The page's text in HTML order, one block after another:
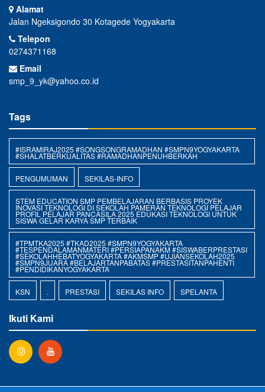
Alamat
Jalan Ngeksigondo 30 Kotagede Yogyakarta
Telepon
0274371168
Email
smp_9_yk@yahoo.co.id
Tags
#ISRAMIRAJ2025 #SONGSONGRAMADHAN #SMPN9YOGYAKARTA
#SHALATBERKUALITAS #RAMADHANPENUHBERKAH
PENGUMUMAN SEKILAS-INFO
STEM EDUCATION SMP PEMBELAJARAN BERBASIS PROYEK
INOVASI TEKNOLOGI DI SEKOLAH PAMERAN TEKNOLOGI PELAJAR
PROFIL PELAJAR PANCASILA 2025 EDUKASI TEKNOLOGI UNTUK
SISWA GELAR KARYA SMP TERBAIK
#TPMTKA2025 #TKAD2025 #SMPN9YOGYAKARTA
#TESPENDALAMANMATERI #PERSIAPANAKM #SISWABERPRESTASI
#SEKOLAHHEBATYOGYAKARTA #AKMSMP #UJIANSEKOLAH2025
#SMPN9JUARA #BELAJARTANPABATAS #PRESTASITANPAHENTI
#PENDIDIKANYOGYAKARTA
KSN . PRESTASI SEKILAS INFO SPELANTA
Ikuti Kami